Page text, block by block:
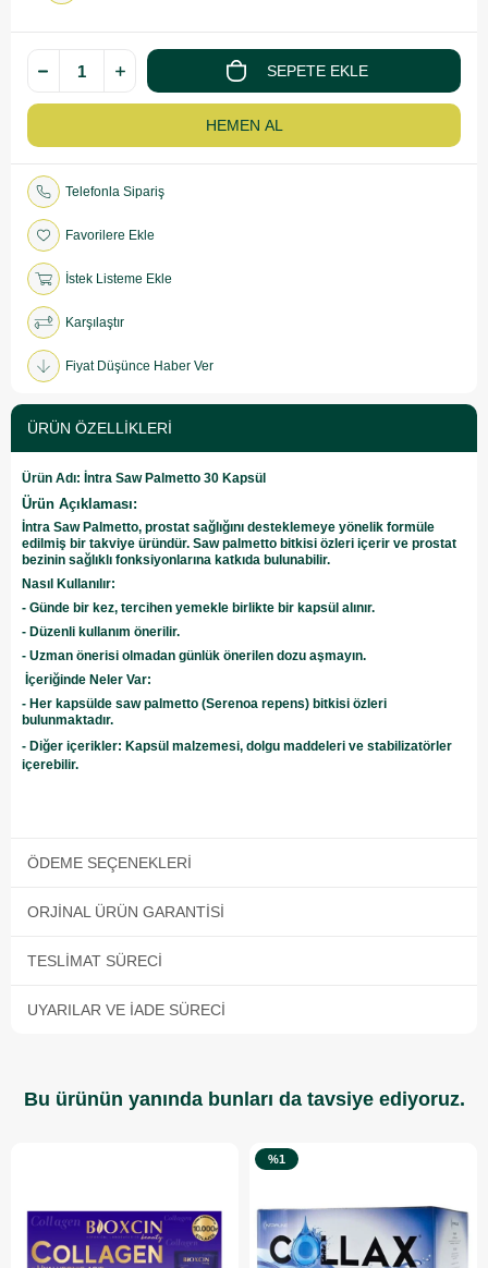
Telefonla Sipariş
Favorilere Ekle
İstek Listeme Ekle
Karşılaştır
Fiyat Düşünce Haber Ver
ÜRÜN ÖZELLIKLERI
Ürün Adı: İntra Saw Palmetto 30 Kapsül
Ürün Açıklaması:
İntra Saw Palmetto, prostat sağlığını desteklemeye yönelik formüle
edilmiş bir takviye üründür. Saw palmetto bitkisi özleri içerir ve prostat
bezinin sağlıklı fonksiyonlarına katkıda bulunabilir.
Nasıl Kullanılır:
- Günde bir kez, tercihen yemekle birlikte bir kapsül alınır.
- Düzenli kullanım önerilir.
- Uzman önerisi olmadan günlük önerilen dozu aşmayın.
İçeriğinde Neler Var:
- Her kapsülde saw palmetto (Serenoa repens) bitkisi özleri
bulunmaktadır.
- Diğer içerikler: Kapsül malzemesi, dolgu maddeleri ve stabilizatörler
içerebilir.
ÖDEME SEÇENEKLERI
ORJINAL ÜRÜN GARANTISI
TESLIMAT SÜRECI
UYARILAR VE İADE SÜRECI
Bu ürünün yanında bunları da tavsiye ediyoruz.
%1